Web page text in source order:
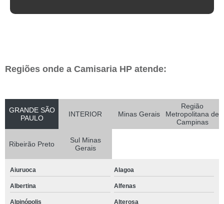
Regiões onde a Camisaria HP atende:
GRANDE SÃO
PAULO
INTERIOR Minas Gerais
Região
Metropolitana de
Campinas
Ribeirão Preto
Sul Minas
Gerais
Aiuruoca Alagoa
Albertina Alfenas
Alpinópolis Alterosa